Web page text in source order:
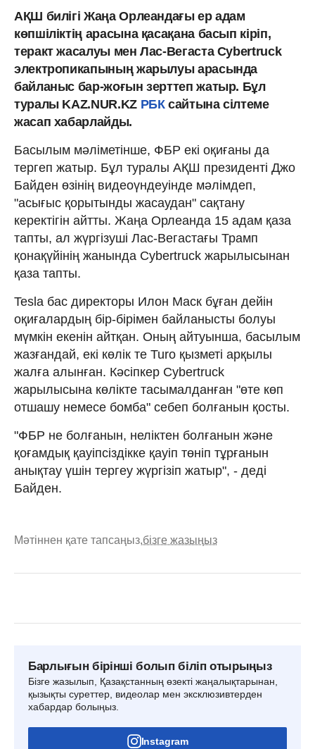
АҚШ билігі Жаңа Орлеандағы ер адам
көпшіліктің арасына қасақана басып кіріп,
теракт жасалуы мен Лас-Вегаста Cybertruck
электропикапының жарылуы арасында
байланыс бар-жоғын зерттеп жатыр. Бұл
туралы KAZ.NUR.KZ РБКсайтына сілтеме
жасап хабарлайды.
Басылым мәліметінше, ФБР екі оқиғаны да
тергеп жатыр. Бұл туралы АҚШ президенті Джо
Байден өзінің видеоүндеуінде мәлімдеп,
"асығыс қорытынды жасаудан" сақтану
керектігін айтты. Жаңа Орлеанда 15 адам қаза
тапты, ал жүргізуші Лас-Вегастағы Трамп
қонақүйінің жанында Cybertruck жарылысынан
қаза тапты.
Tesla бас директоры Илон Маск бұған дейін
оқиғалардың бір-бірімен байланысты болуы
мүмкін екенін айтқан. Оның айтуынша, басылым
жазғандай, екі көлік те Turo қызметі арқылы
жалға алынған. Кәсіпкер Cybertruck
жарылысына көлікте тасымалданған "өте көп
отшашу немесе бомба" себеп болғанын қосты.
"ФБР не болғанын, неліктен болғанын және
қоғамдық қауіпсіздікке қауіп төніп тұрғанын
анықтау үшін тергеу жүргізіп жатыр", - деді
Байден.
Мәтіннен қате тапсаңыз,бізге жазыңыз
Барлығын бірінші болып біліп отырыңыз
Бізге жазылып, Қазақстанның өзекті жаңалықтарынан,
қызықты суреттер, видеолар мен эксклюзивтерден
хабардар болыңыз.
Instagram